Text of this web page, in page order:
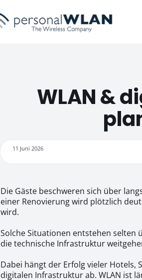
WLAN &
11 Juni 2026
Die Gäste beschweren sich über
einer Renovierung wird plötzlich
wird.
Solche Situationen entstehen selten
die technische Infrastruktur
Dabei hängt der Erfolg vieler Hotels,
digitalen Infrastruktur ab. WLAN ist